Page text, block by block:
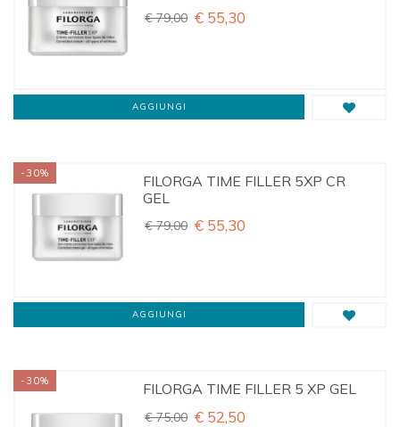
€ 79,00 € 55,30
AGGIUNGI
FILORGA TIME FILLER 5XP CR
GEL
€ 79,00 € 55,30
-30%
AGGIUNGI
FILORGA TIME FILLER 5 XP GEL
€ 75,00 € 52,50
-30%